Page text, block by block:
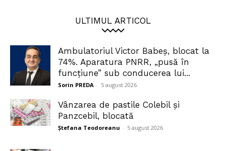
ULTIMUL ARTICOL
Ambulatoriul Victor Babeș, blocat la
74%. Aparatura PNRR, „pusă în
funcțiune” sub conducerea lui...
Sorin PREDA - 5 august 2026
Vânzarea de pastile Colebil și
Panzcebil, blocată
Ștefana Teodoreanu - 5 august 2026